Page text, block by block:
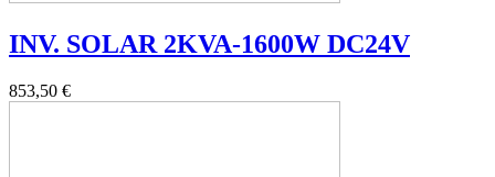
INV. SOLAR 2KVA-1600W DC24V
853,50 €